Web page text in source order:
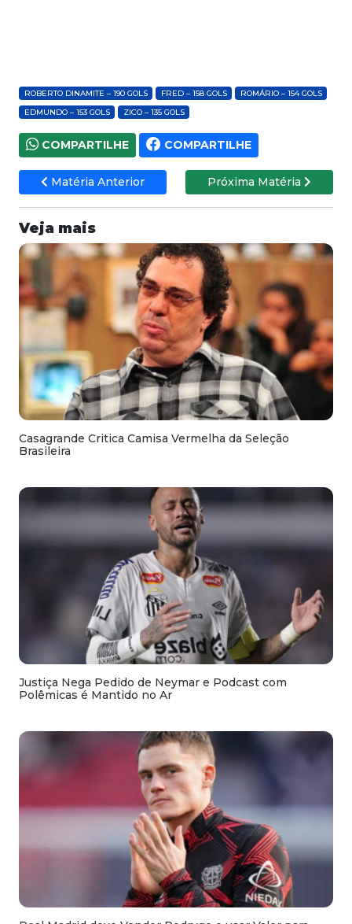
ROBERTO DINAMITE – 190 GOLS FRED – 158 GOLS
ROMÁRIO – 154 GOLS
EDMUNDO – 153 GOLS
ZICO – 135 GOLS
COMPARTILHE COMPARTILHE
Matéria Anterior Próxima Matéria
Veja mais
Casagrande Critica Camisa Vermelha da Seleção
Brasileira
Justiça Nega Pedido de Neymar e Podcast com
Polêmicas é Mantido no Ar